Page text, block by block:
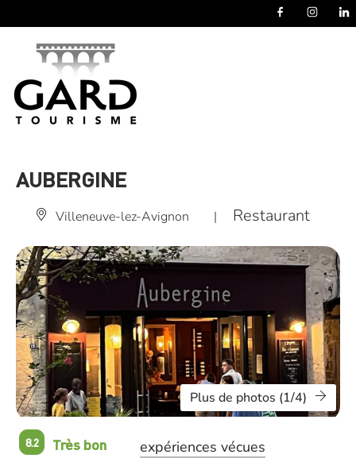
AUBERGINE
Villeneuve-lez-Avignon | Restaurant
Plus de photos (1/4)
8.2 Très bon
expériences vécues